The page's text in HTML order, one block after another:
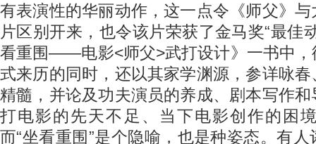
有表演性的华丽动作，这一点令《师父》
片区别开来，也令该片荣获了金马奖“最佳
看重围——电影<师父>武打设计》一书中，
式来历的同时，还以其家学渊源，参详咏
精髓，并论及功夫演员的养成、剧本写作
打电影的先天不足、当下电影创作的困
而“坐看重围”是个隐喻，也是种姿态。有